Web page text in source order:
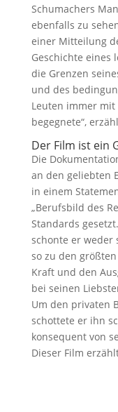
Schumachers
ebenfalls zu
einer Mitteilung
Geschichte eines
die Grenzen
und des
Leuten immer mit
begegnete“,
Der Film ist ein
Die
an den geliebten
in einem
„Berufsbild des
Standards
schonte er weder
so zu den
Kraft und den
bei seinen
Um den privaten
schottete er ihn
konsequent von
Dieser Film